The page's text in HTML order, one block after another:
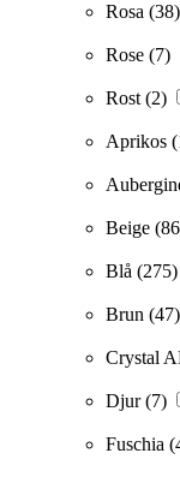
Rosa (38)
Rose (7)
Rost(2)
Aprikos
Beige
Blå (275)
Brun (47)
Crystal
Djur(7)
Fuschia